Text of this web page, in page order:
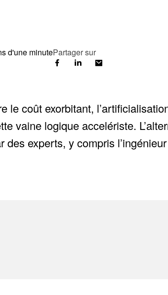
d'une minutePartager sur
le coût exorbitant,
vaine logique accelériste.
experts, y compris